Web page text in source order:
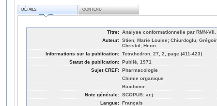
DÉTAILS CONTENU
Titre: Analyse conformationnelle par RMN-
Auteur: Stien, Marie Louise; Chiurdoglu,
Christol, Henri
Informations sur la publication: Tetrahedron, 27, 2, page (411-423)
Statut de publication: Publié, 1971
Sujet CREF: Pharmacologie
Chimie organique
Biochimie
Note générale: SCOPUS: ar.j
Langue: Français